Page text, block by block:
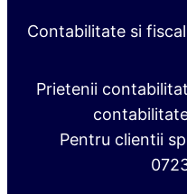
Contabilitate si
Prietenii
Pentru clientii